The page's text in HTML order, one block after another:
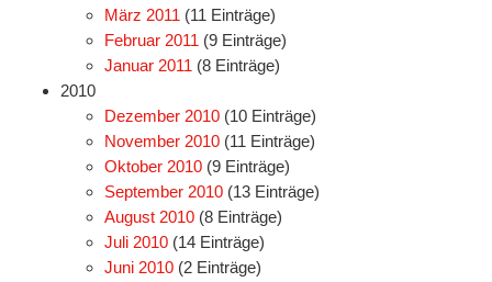
März 2011 (11 Einträge)
Februar 2011 (9 Einträge)
Januar 2011 (8 Einträge)
2010
Dezember 2010 (10 Einträge)
November 2010 (11 Einträge)
Oktober 2010 (9 Einträge)
September 2010 (13 Einträge)
August 2010 (8 Einträge)
Juli 2010 (14 Einträge)
Juni 2010 (2 Einträge)